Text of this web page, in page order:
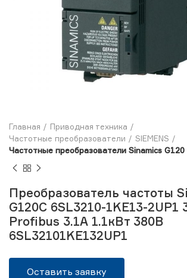
Главная
Приводная техника
Частотные преобразователи
SIEMENS
Частотные преобразователи Sinamics G120
Преобразователь частоты
G120C 6SL3210-1KE13-
Profibus 3.1А 1.1кВт 380В
6SL32101KE132UP1
Оставить заявку